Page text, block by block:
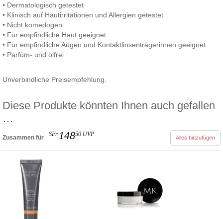
• Dermatologisch getestet
• Klinisch auf Hautirritationen und Allergien getestet
• Nicht komedogen
• Für empfindliche Haut geeignet
• Für empfindliche Augen und Kontaktlinsenträgerinnen geeignet
• Parfüm- und ölfrei
Unverbindliche Preisempfehlung.
Diese Produkte könnten Ihnen auch gefallen
…
Zusammen für SFr. 14850 UVP Alles hinzufügen